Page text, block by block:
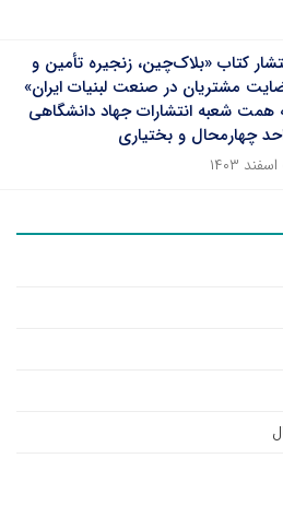
کتاب «بلاک‌چین، زنجیره تأمین و
مشتریان در صنعت لبنیات ایران»
همت شعبه انتشارات جهاد دانشگاهی
چهارمحال و بختیاری